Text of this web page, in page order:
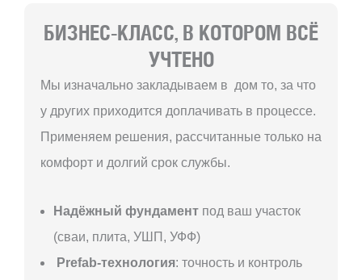
БИЗНЕС-КЛАСС, В КОТОРОМ ВСЁ
УЧТЕНО
Мы изначально закладываем в дом то, за что
у других приходится доплачивать в процессе.
Применяем решения, рассчитанные только на
комфорт и долгий срок службы.
Надёжный фундамент под ваш участок
(сваи, плита, УШП, УФФ)
Prefab-технология: точность и контроль